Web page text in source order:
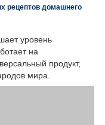
рецептов домашнего
уровень
на
продукт,
мира.